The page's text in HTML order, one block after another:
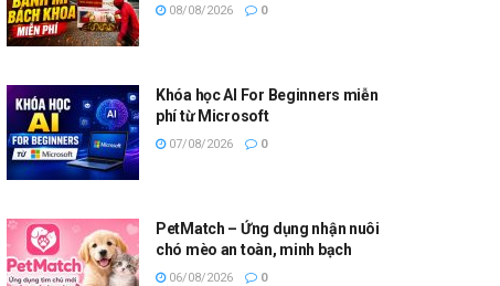
08/08/2026 0
Khóa học AI For Beginners miễn
phí từ Microsoft
07/08/2026 0
PetMatch – Ứng dụng nhận nuôi
chó mèo an toàn, minh bạch
06/08/2026 0